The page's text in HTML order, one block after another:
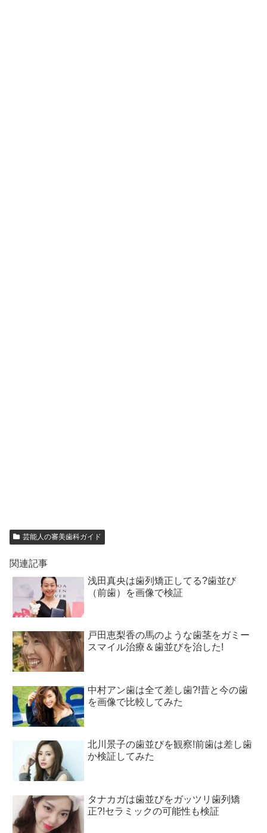
芸能人の審美歯科ガイド
関連記事
浅田真央は歯列矯正してる?歯並び
（前歯）を画像で検証
戸田恵梨香の馬のような歯茎をガミー
スマイル治療＆歯並びを治した!
中村アン歯は全て差し歯?!昔と今の歯
を画像で比較してみた
北川景子の歯並びを観察!前歯は差し歯
か検証してみた
タナカガは歯並びをガッツリ歯列矯
正?!セラミックの可能性も検証